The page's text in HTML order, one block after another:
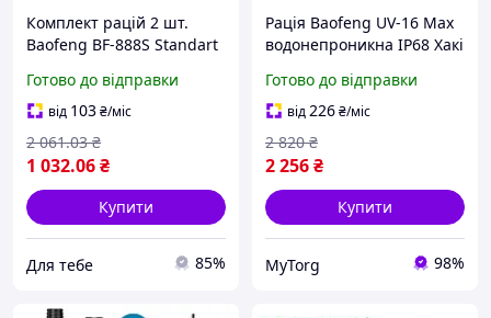
Комплект рацій 2 шт.
Baofeng BF-888S Standart
для активного
відпочинку, охоронних
служб та туризму
Готово до відправки
від 103₴/міс
1 032.06₴
2 061.03 ₴
Купити
Для тебе 85%
Рація Baofeng UV-16 Max
водонепроникна IP68 Хакі
Готово до відправки
від226₴/міс
2 256₴
2 820 ₴
Купити
MyTorg 98%